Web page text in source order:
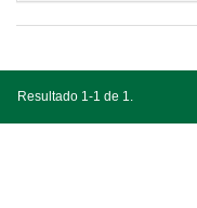
Resultado 1-1 de 1.